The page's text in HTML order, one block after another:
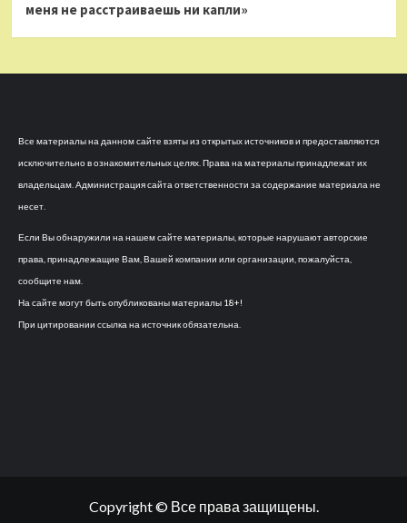
меня не расстраиваешь ни капли»
Все материалы на данном сайте взяты из открытых источников и предоставляются
исключительно в ознакомительных целях. Права на материалы принадлежат их
владельцам. Администрация сайта ответственности за содержание материала не
несет.
Если Вы обнаружили на нашем сайте материалы, которые нарушают авторские
права, принадлежащие Вам, Вашей компании или организации, пожалуйста,
сообщите нам.
На сайте могут быть опубликованы материалы 18+!
При цитировании ссылка на источник обязательна.
Copyright © Все права защищены.